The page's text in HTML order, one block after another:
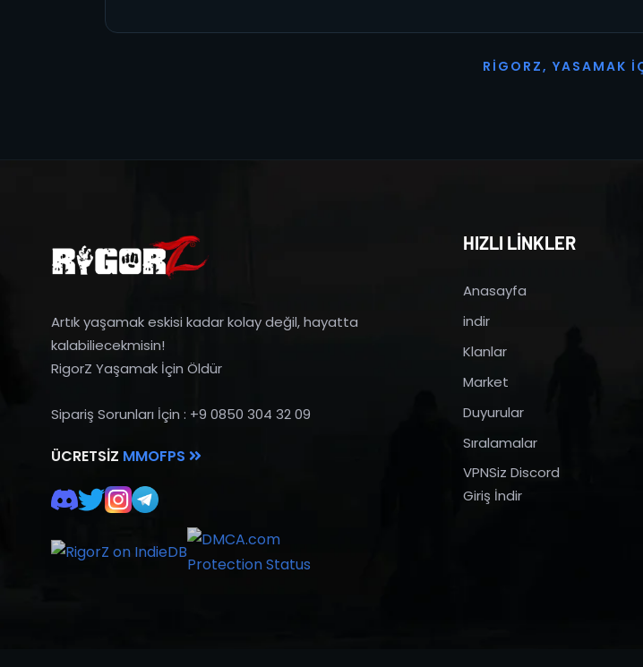
R I G O R Z, YASAMAK İ
Artık yaşamak eskisi kadar kolay değil, hayatta
kalabiliecekmisin!
RigorZ Yaşamak İçin Öldür
Sipariş Sorunları İçin : +9 0850 304 32 09
ÜCRETSIZ MMOFPS
HIZLI LİNKLER
Anasayfa
indir
Klanlar
Market
Duyurular
Sıralamalar
VPNSiz Discord
Giriş İndir